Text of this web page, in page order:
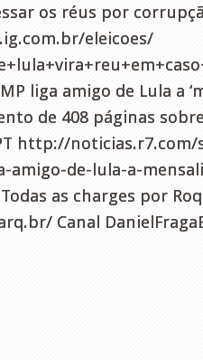
os réus por
eleicoes/
liga amigo de Lula a
de 408 páginas
http://noticias.r7.com/
amigo-de-lula-a-
as charges por
Canal